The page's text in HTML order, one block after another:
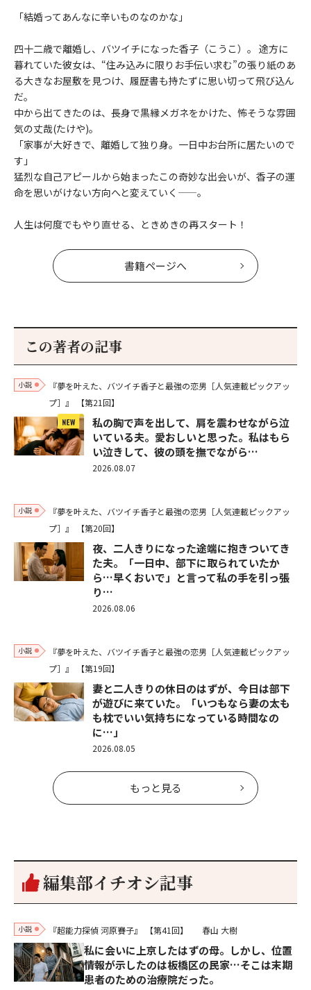
「結婚ってあんなに辛いものなのかな」
四十二歳で離婚し、バツイチになった香子（こうこ）。 途方に
暮れていた彼女は、“住み込みに限りお手伝い求む”の張り紙のあ
る大きなお屋敷を見つけ、履歴書も持たずに思い切って飛び込ん
だ。
中から出てきたのは、長身で黒縁メガネをかけた、怖そうな雰囲
気の丈哉(たけや)。
「家事が大好きで、離婚して独り身。一日中お台所に居たいので
す」
猛烈な自己アピールから始まったこの奇妙な出会いが、香子の運
命を思いがけない方向へと変えていく——。
人生は何度でもやり直せる、ときめきの再スタート！
書籍ページへ
この著者の記事
小説
『夢を叶えた、バツイチ香子と最強の恋男［人気連載ピックアッ
プ］』
【第21回】
私の胸で声を出して、肩を震わせながら泣
いている夫。愛おしいと思った。私はもら
い泣きして、彼の頭を撫でながら…
2026.08.07
小説
『夢を叶えた、バツイチ香子と最強の恋男［人気連載ピックアッ
プ］』
【第20回】
夜、二人きりになった途端に抱きついてき
た夫。「一日中、部下に取られていたか
ら…早くおいで」と言って私の手を引っ張
り…
2026.08.06
小説
『夢を叶えた、バツイチ香子と最強の恋男［人気連載ピックアッ
プ］』
【第19回】
妻と二人きりの休日のはずが、今日は部下
が遊びに来ていた。「いつもなら妻の太も
も枕でいい気持ちになっている時間なの
に…」
2026.08.05
もっと見る
編集部イチオシ記事
小説 『超能力探偵 河原賽子』 【第41回】 春山 大樹
私に会いに上京したはずの母。しかし、位置
情報が示したのは板橋区の民家…そこは末期
患者のための治療院だった。